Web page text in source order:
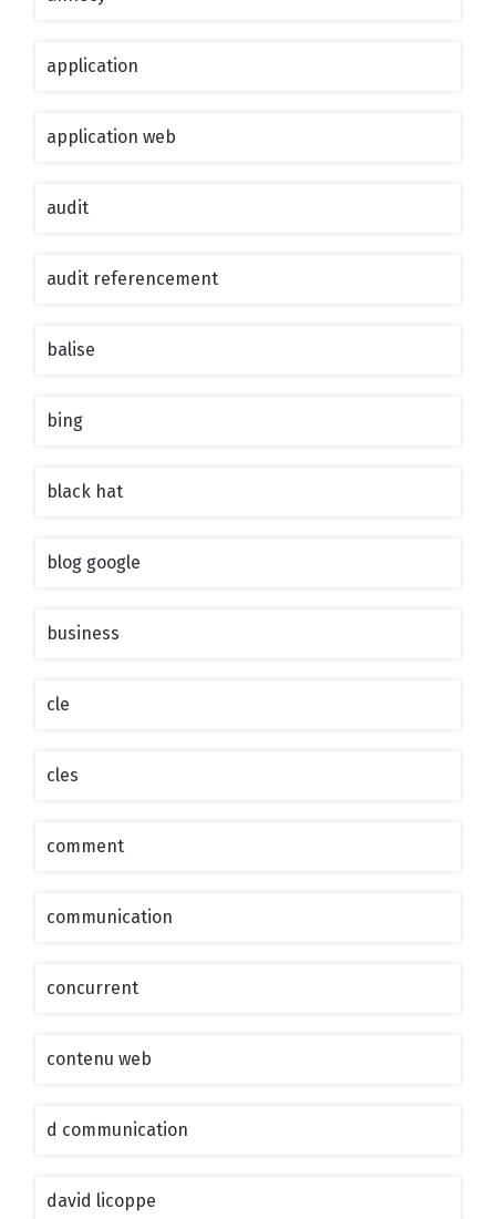
application
application web
audit
audit referencement
balise
bing
black hat
blog google
business
cle
cles
comment
communication
concurrent
contenu web
d communication
david licoppe